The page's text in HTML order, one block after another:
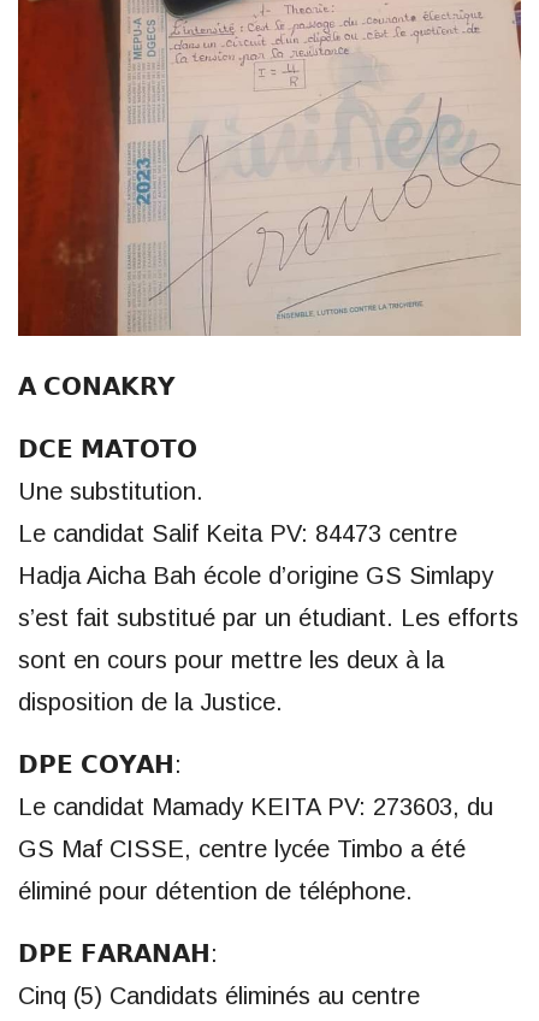
𝗔 𝗖𝗢𝗡𝗔𝗞𝗥𝗬
𝗗𝗖𝗘 𝗠𝗔𝗧𝗢𝗧𝗢
Une substitution.
Le candidat Salif Keita PV: 84473 centre
Hadja Aicha Bah école d’origine GS Simlapy
s’est fait substitué par un étudiant. Les efforts
sont en cours pour mettre les deux à la
disposition de la Justice.
𝗗𝗣𝗘 𝗖𝗢𝗬𝗔𝗛:
Le candidat Mamady KEITA PV: 273603, du
GS Maf CISSE, centre lycée Timbo a été
éliminé pour détention de téléphone.
𝗗𝗣𝗘 𝗙𝗔𝗥𝗔𝗡𝗔𝗛:
Cinq (5) Candidats éliminés au centre